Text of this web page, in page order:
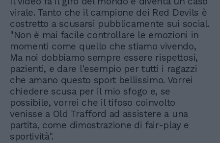
virale. Tanto che il campione dei Red Devils è
costretto a scusarsi pubblicamente sui social.
"Non è mai facile controllare le emozioni in
momenti come quello che stiamo vivendo,
Ma noi dobbiamo sempre essere rispettosi,
pazienti, e dare l'esempio per tutti i ragazzi
che amano questo sport bellissimo. Vorrei
chiedere scusa per il mio sfogo e, se
possibile, vorrei che il tifoso coinvolto
venisse a Old Trafford ad assistere a una
partita, come dimostrazione di fair-play e
sportività".